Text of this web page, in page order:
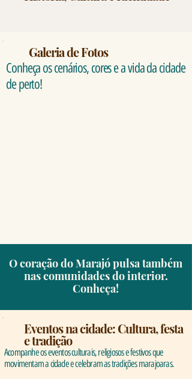
Galeria de Fotos
Conheça os cenários, cores e a vida da cidade
de perto!
O coração do Marajó pulsa também
nas comunidades do interior.
Conheça!
Eventos na cidade: Cultura, festa
e tradição
Acompanhe os eventos culturais, religiosos e festivos que
movimentam a cidade e celebram as tradições marajoaras.